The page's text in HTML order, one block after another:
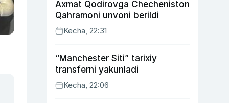
Axmat Qodirovga Checheniston
Qahramoni unvoni berildi
Kecha, 22:31
“Manchester Siti” tarixiy
transferni yakunladi
Kecha, 22:06